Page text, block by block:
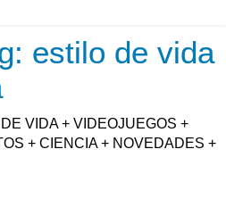
estilo de vida
VIDA + VIDEOJUEGOS +
+ CIENCIA + NOVEDADES +